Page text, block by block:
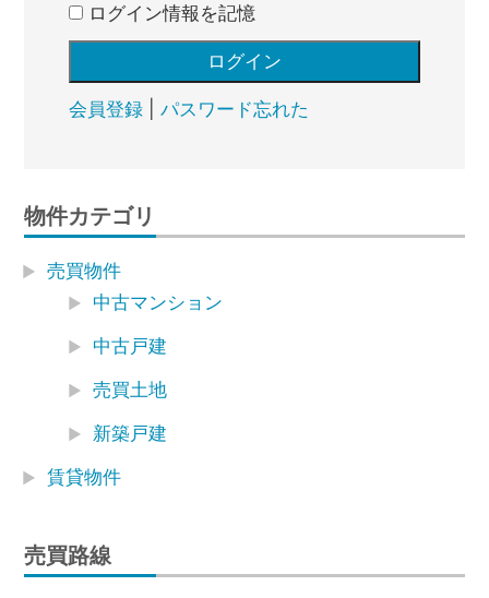
ログイン情報を記憶
会員登録| パスワード忘れた
物件カテゴリ
売買物件
中古マンション
中古戸建
売買土地
新築戸建
賃貸物件
売買路線